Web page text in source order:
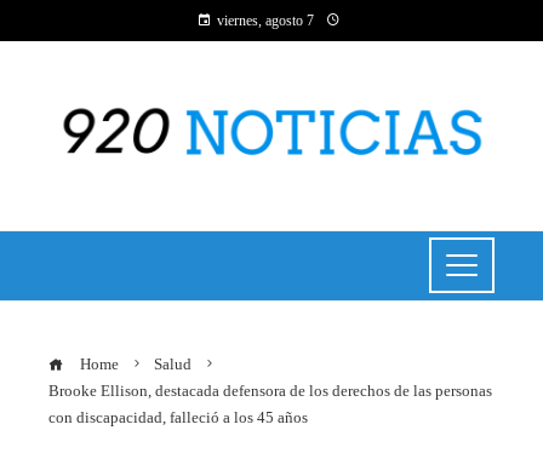
viernes, agosto 7
Home
Salud
Brooke Ellison, destacada defensora de los derechos de las personas
con discapacidad, falleció a los 45 años